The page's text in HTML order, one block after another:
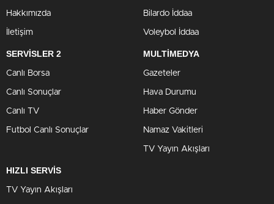
Hakkımızda
İletişim
Bilardo İddaa
Voleybol İddaa
SERVİSLER 2
Canlı Borsa
Canlı Sonuçlar
Canlı TV
Futbol Canlı Sonuçlar
MULTİMEDYA
Gazeteler
Hava Durumu
Haber Gönder
Namaz Vakitleri
TV Yayın Akışları
HIZLI SERVİS
TV Yayın Akışları